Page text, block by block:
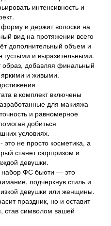
интенсивность и
и держит волоски на
вид на протяжении всего
дополнительный объем и
густыми и выразительными.
добавляя финальный
и живыми.
в комплект включены
для макияжа
и равномерное
добиться
условиях.
не просто косметика, а
станет сюрпризом и
девушки.
набор ФС бьюти — это
подчеркнув стиль и
девушки или женщины.
праздник, но и оставит
став символом вашей